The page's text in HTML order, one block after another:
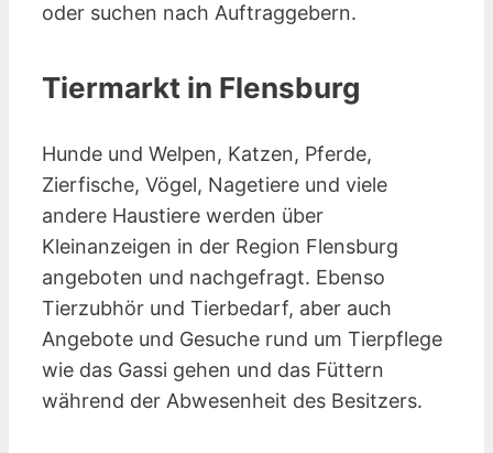
oder suchen nach Auftraggebern.
Tiermarkt in Flensburg
Hunde und Welpen, Katzen, Pferde,
Zierfische, Vögel, Nagetiere und viele
andere Haustiere werden über
Kleinanzeigen in der Region Flensburg
angeboten und nachgefragt. Ebenso
Tierzubhör und Tierbedarf, aber auch
Angebote und Gesuche rund um Tierpflege
wie das Gassi gehen und das Füttern
während der Abwesenheit des Besitzers.